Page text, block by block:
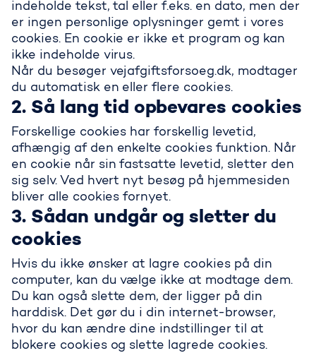
indeholde tekst, tal eller f.eks. en dato, men der
er ingen personlige oplysninger gemt i vores
cookies. En cookie er ikke et program og kan
ikke indeholde virus.
Når du besøger vejafgiftsforsoeg.dk, modtager
du automatisk en eller flere cookies.
2. Så lang tid opbevares cookies
Forskellige cookies har forskellig levetid,
afhængig af den enkelte cookies funktion. Når
en cookie når sin fastsatte levetid, sletter den
sig selv. Ved hvert nyt besøg på hjemmesiden
bliver alle cookies fornyet.
3. Sådan undgår og sletter du
cookies
Hvis du ikke ønsker at lagre cookies på din
computer, kan du vælge ikke at modtage dem.
Du kan også slette dem, der ligger på din
harddisk. Det gør du i din internet-browser,
hvor du kan ændre dine indstillinger til at
blokere cookies og slette lagrede cookies.